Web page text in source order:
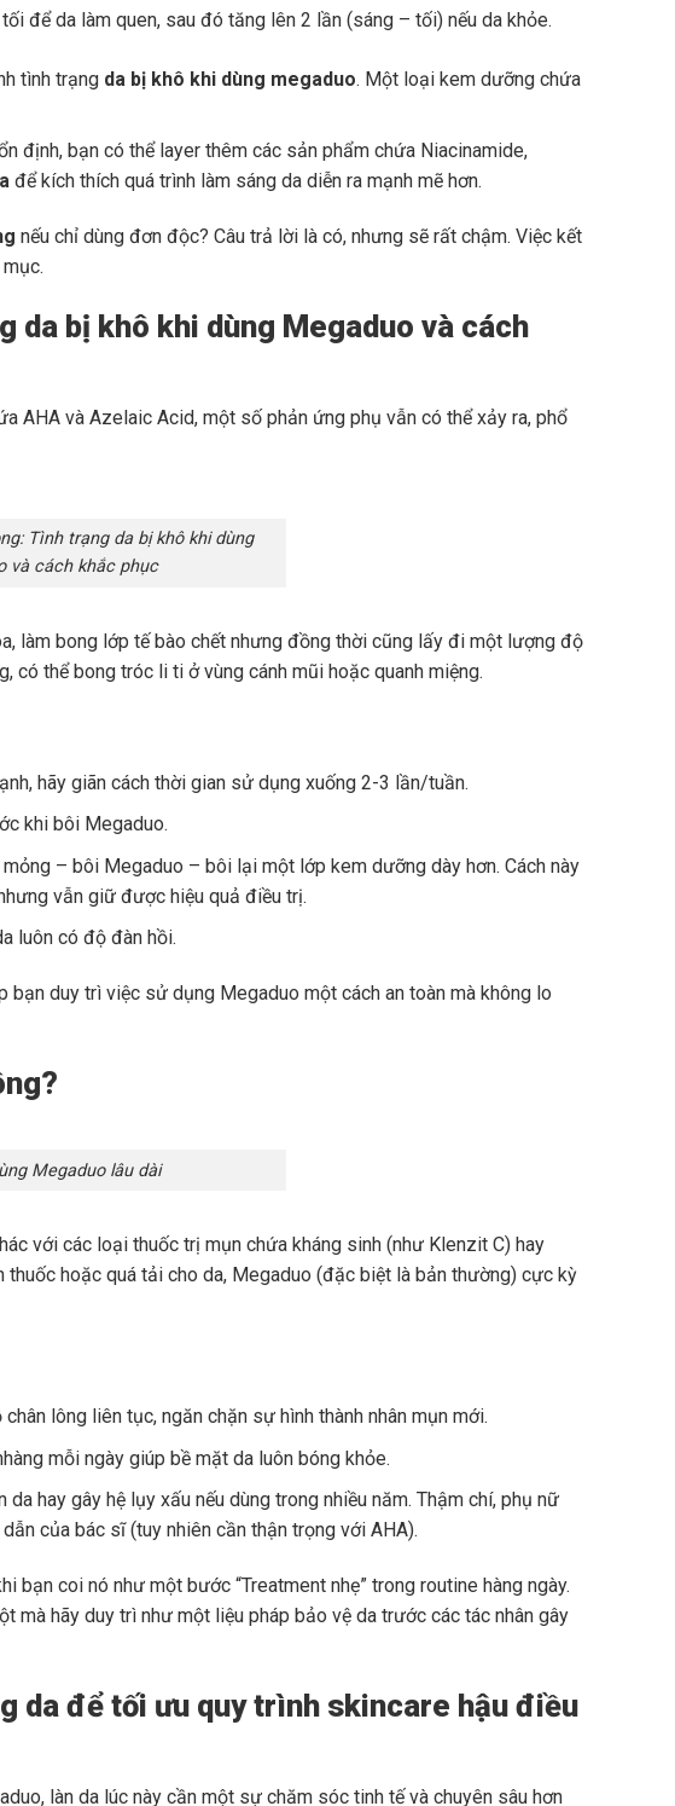
để da làm quen, sau đó tăng lên 2 lần (sáng – tối) nếu da khỏe.
tình trạng da bị khô khi dùng megaduo. Một loại kem dưỡng chứa
định, bạn có thể layer thêm các sản phẩm chứa Niacinamide,
để kích thích quá trình làm sáng da diễn ra mạnh mẽ hơn.
nếu chỉ dùng đơn độc? Câu trả lời là có, nhưng sẽ rất chậm. Việc kết
da bị khô khi dùng Megaduo và cách
AHA và Azelaic Acid, một số phản ứng phụ vẫn có thể xảy ra, phổ
Tình trạng da bị khô khi dùng
và cách khắc phục
làm bong lớp tế bào chết nhưng đồng thời cũng lấy đi một lượng độ
có thể bong tróc li ti ở vùng cánh mũi hoặc quanh miệng.
hãy giãn cách thời gian sử dụng xuống 2-3 lần/tuần.
khi bôi Megaduo.
– bôi Megaduo – bôi lại một lớp kem dưỡng dày hơn. Cách này
vẫn giữ được hiệu quả điều trị.
luôn có độ đàn hồi.
bạn duy trì việc sử dụng Megaduo một cách an toàn mà không lo
Megaduo lâu dài
với các loại thuốc trị mụn chứa kháng sinh (như Klenzit C) hay
hoặc quá tải cho da, Megaduo (đặc biệt là bản thường) cực kỳ
lông liên tục, ngăn chặn sự hình thành nhân mụn mới.
mỗi ngày giúp bề mặt da luôn bóng khỏe.
hay gây hệ lụy xấu nếu dùng trong nhiều năm. Thậm chí, phụ nữ
của bác sĩ (tuy nhiên cần thận trọng với AHA).
bạn coi nó như một bước “Treatment nhẹ” trong routine hàng ngày.
hãy duy trì như một liệu pháp bảo vệ da trước các tác nhân gây
da để tối ưu quy trình skincare hậu điều
làn da lúc này cần một sự chăm sóc tinh tế và chuyên sâu hơn